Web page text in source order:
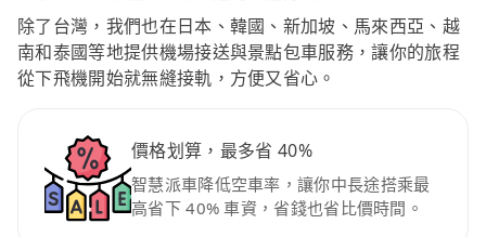
除了台灣，我們也在日本、韓國、新加坡、馬來西亞、越
南和泰國等地提供機場接送與景點包車服務，讓你的旅程
從下飛機開始就無縫接軌，方便又省心。
價格划算，最多省 40%
智慧派車降低空車率，讓你中長途搭乘最
高省下 40% 車資，省錢也省比價時間。